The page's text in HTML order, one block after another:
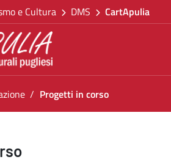
e Cultura DMS CartApulia
Progetti in corso